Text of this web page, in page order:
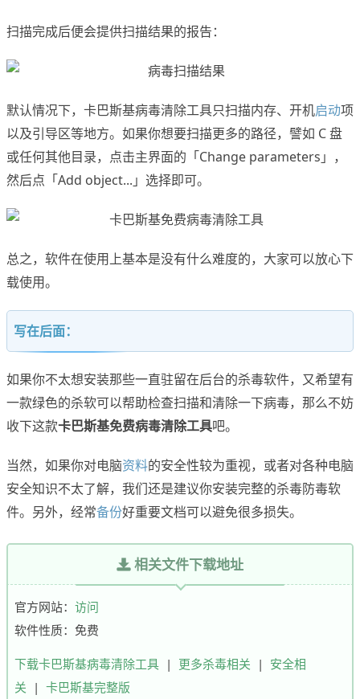
扫描完成后便会提供扫描结果的报告：
默认情况下，卡巴斯基病毒清除工具只扫描内存、开机启动项
以及引导区等地方。如果你想要扫描更多的路径，譬如 C 盘
或任何其他目录，点击主界面的「Change parameters」，
然后点「Add object...」选择即可。
总之，软件在使用上基本是没有什么难度的，大家可以放心下
载使用。
写在后面：
如果你不太想安装那些一直驻留在后台的杀毒软件，又希望有
一款绿色的杀软可以帮助检查扫描和清除一下病毒，那么不妨
收下这款卡巴斯基免费病毒清除工具吧。
当然，如果你对电脑资料的安全性较为重视，或者对各种电脑
安全知识不太了解，我们还是建议你安装完整的杀毒防毒软
件。另外，经常备份好重要文档可以避免很多损失。
相关文件下载地址
官方网站： 访问
软件性质：免费
下载卡巴斯基病毒清除工具 | 更多杀毒相关 | 安全相
关 | 卡巴斯基完整版